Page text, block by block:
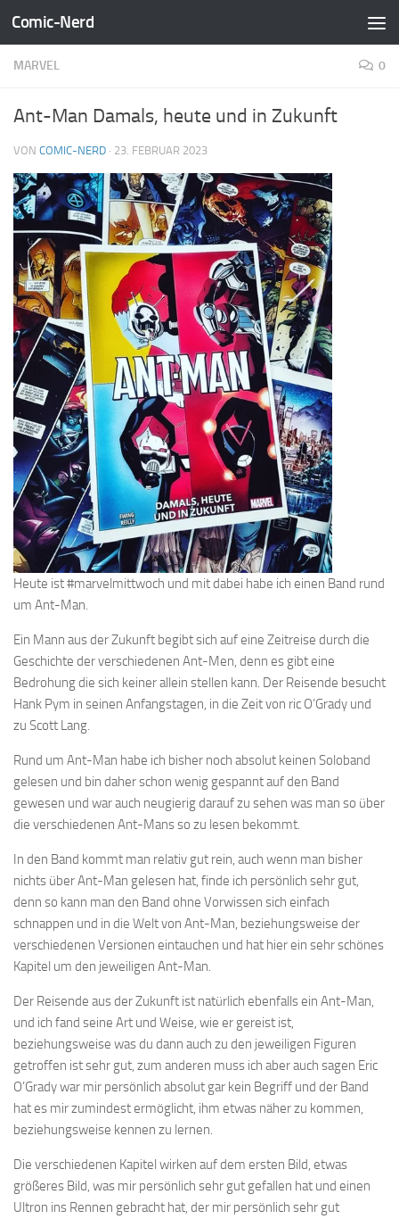
Zum Inhalt springen
Comic-Nerd
MARVEL 0
Ant-Man Damals, heute und in Zukunft
VON COMIC-NERD · 23. FEBRUAR 2023
Heute ist #marvelmittwoch und mit dabei habe ich einen Band rund
um Ant-Man.
Ein Mann aus der Zukunft begibt sich auf eine Zeitreise durch die
Geschichte der verschiedenen Ant-Men, denn es gibt eine
Bedrohung die sich keiner allein stellen kann. Der Reisende besucht
Hank Pym in seinen Anfangstagen, in die Zeit von ric O’Grady und
zu Scott Lang.
Rund um Ant-Man habe ich bisher noch absolut keinen Soloband
gelesen und bin daher schon wenig gespannt auf den Band
gewesen und war auch neugierig darauf zu sehen was man so über
die verschiedenen Ant-Mans so zu lesen bekommt.
In den Band kommt man relativ gut rein, auch wenn man bisher
nichts über Ant-Man gelesen hat, finde ich persönlich sehr gut,
denn so kann man den Band ohne Vorwissen sich einfach
schnappen und in die Welt von Ant-Man, beziehungsweise der
verschiedenen Versionen eintauchen und hat hier ein sehr schönes
Kapitel um den jeweiligen Ant-Man.
Der Reisende aus der Zukunft ist natürlich ebenfalls ein Ant-Man,
und ich fand seine Art und Weise, wie er gereist ist,
beziehungsweise was du dann auch zu den jeweiligen Figuren
getroffen ist sehr gut, zum anderen muss ich aber auch sagen Eric
O’Grady war mir persönlich absolut gar kein Begriff und der Band
hat es mir zumindest ermöglicht, ihm etwas näher zu kommen,
beziehungsweise kennen zu lernen.
Die verschiedenen Kapitel wirken auf dem ersten Bild, etwas
größeres Bild, was mir persönlich sehr gut gefallen hat und einen
Ultron ins Rennen gebracht hat, der mir persönlich sehr gut